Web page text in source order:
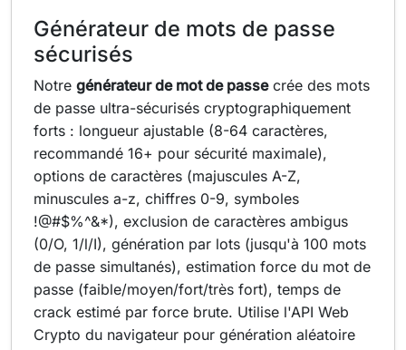
Générateur de mots de passe
sécurisés
Notre générateur de mot de passecrée des mots
de passe ultra-sécurisés cryptographiquement
forts : longueur ajustable (8-64 caractères,
recommandé 16+ pour sécurité maximale),
options de caractères (majuscules A-Z,
minuscules a-z, chiffres 0-9, symboles
!@#$%^&*), exclusion de caractères ambigus
(0/O, 1/l/I), génération par lots (jusqu'à 100 mots
de passe simultanés), estimation force du mot de
passe (faible/moyen/fort/très fort), temps de
crack estimé par force brute. Utilise l'API Web
Crypto du navigateur pour génération aléatoire